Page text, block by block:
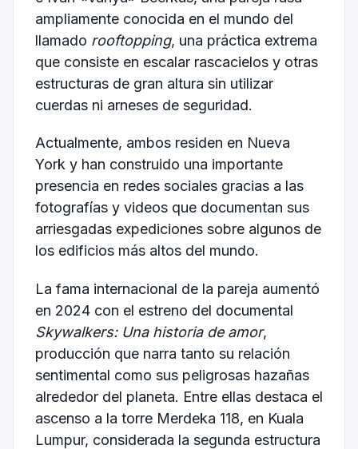
ampliamente conocida en el mundo del
llamado rooftopping, una práctica extrema
que consiste en escalar rascacielos y otras
estructuras de gran altura sin utilizar
cuerdas ni arneses de seguridad.
Actualmente, ambos residen en Nueva
York y han construido una importante
presencia en redes sociales gracias a las
fotografías y videos que documentan sus
arriesgadas expediciones sobre algunos de
los edificios más altos del mundo.
La fama internacional de la pareja aumentó
en 2024 con el estreno del documental
Skywalkers: Una historia de amor,
producción que narra tanto su relación
sentimental como sus peligrosas hazañas
alrededor del planeta. Entre ellas destaca el
ascenso a la torre Merdeka 118, en Kuala
Lumpur, considerada la segunda estructura